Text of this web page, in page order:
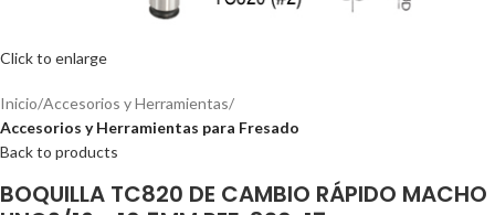
Click to enlarge
Inicio Accesorios y Herramientas
Accesorios y Herramientas para Fresado
Back to products
BOQUILLA TC820 DE CAMBIO RÁPIDO MACHO